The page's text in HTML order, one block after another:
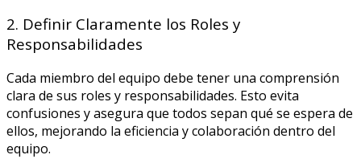
2. Definir Claramente los Roles y
Responsabilidades
Cada miembro del equipo debe tener una comprensión
clara de sus roles y responsabilidades. Esto evita
confusiones y asegura que todos sepan qué se espera de
ellos, mejorando la eficiencia y colaboración dentro del
equipo.